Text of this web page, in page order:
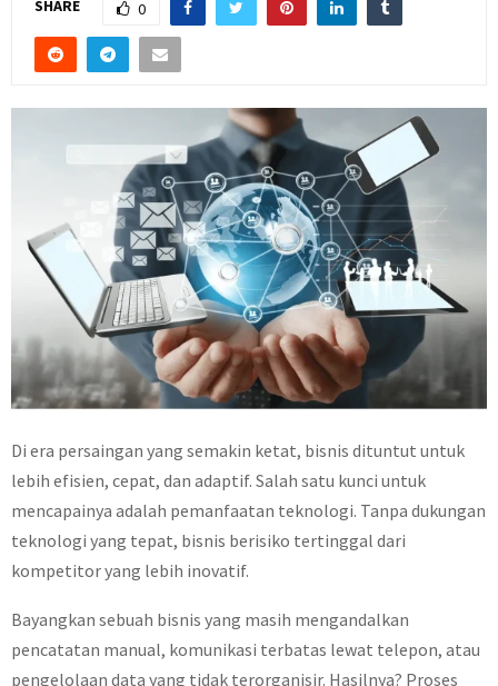
SHARE 0
Di era persaingan yang semakin ketat, bisnis dituntut untuk
lebih efisien, cepat, dan adaptif. Salah satu kunci untuk
mencapainya adalah pemanfaatan teknologi. Tanpa dukungan
teknologi yang tepat, bisnis berisiko tertinggal dari
kompetitor yang lebih inovatif.
Bayangkan sebuah bisnis yang masih mengandalkan
pencatatan manual, komunikasi terbatas lewat telepon, atau
pengelolaan data yang tidak terorganisir. Hasilnya? Proses